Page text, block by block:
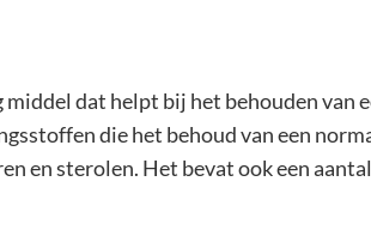
middel dat helpt bij het behouden van
die het behoud van een
en sterolen. Het bevat ook een